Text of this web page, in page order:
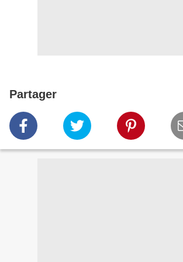
Partager